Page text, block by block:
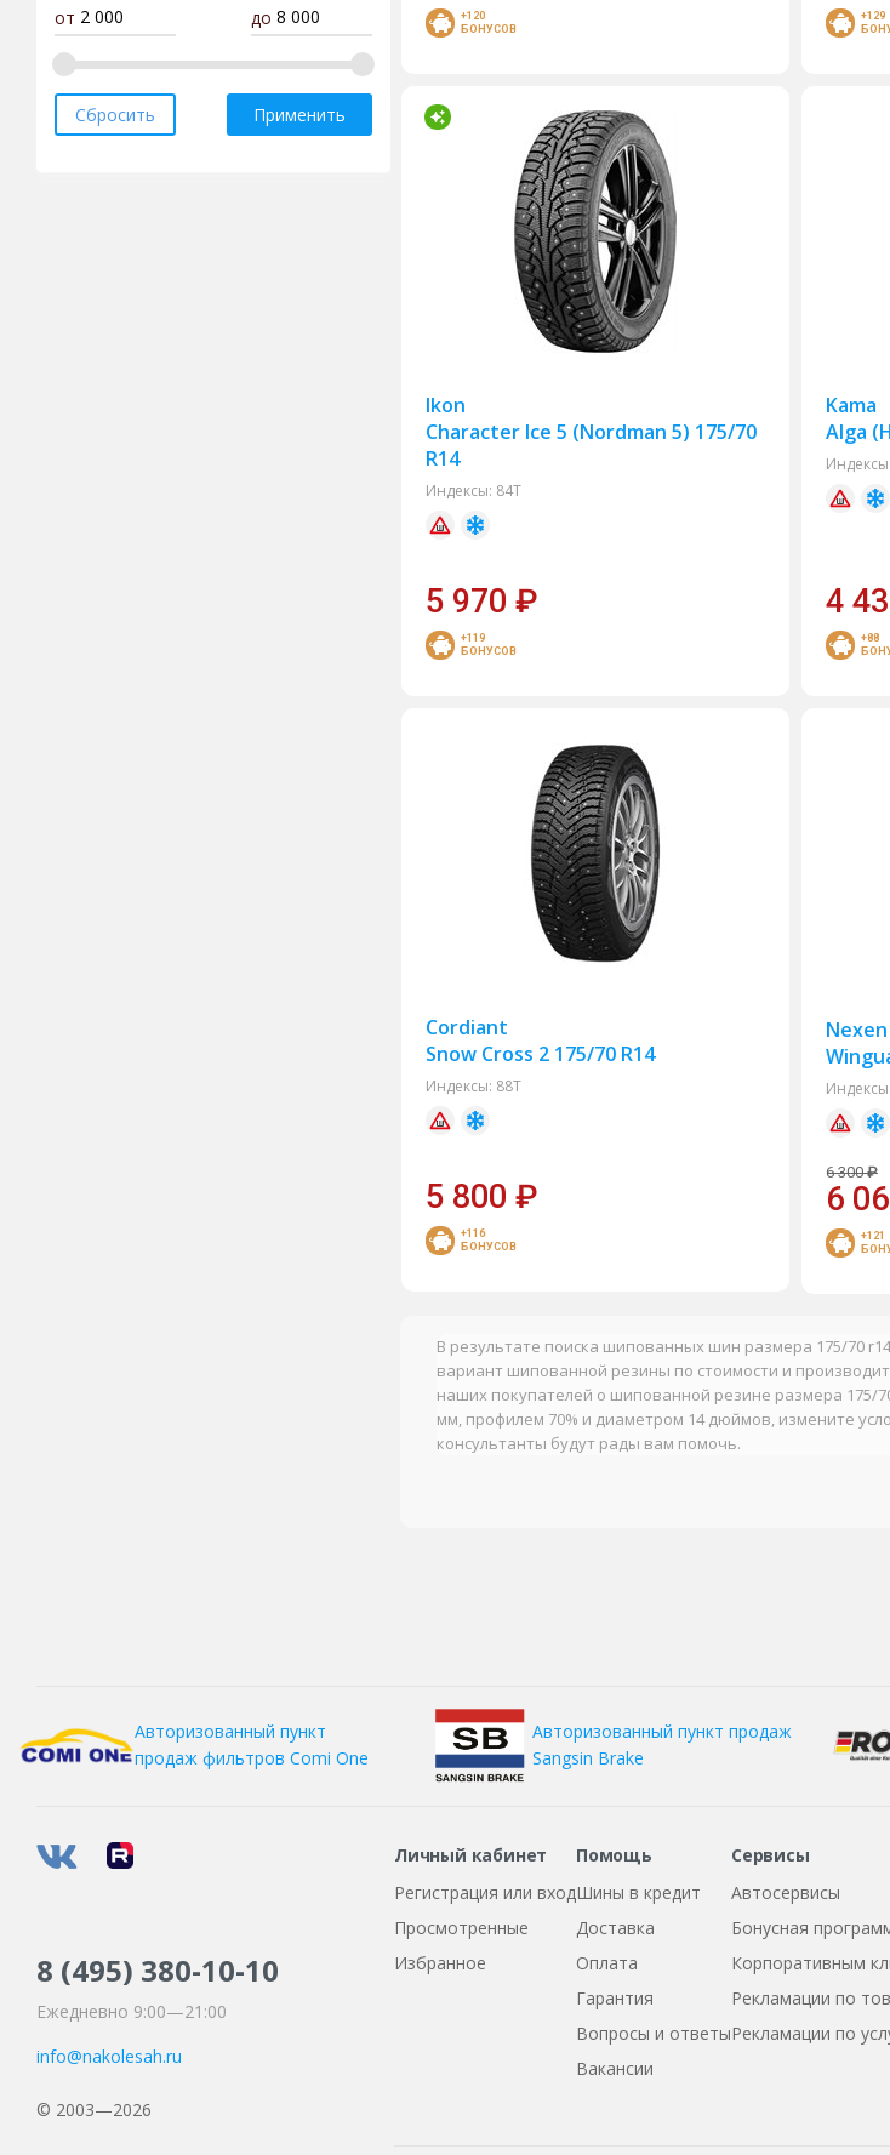
Bars
BF Goodrich
Bridgestone
Compasal
Tunga
Unigrip
от
до
Применить
Сбросить
+120
БОНУСОВ
+129
Ikon
Character Ice 5 (Nordman 5) 175/70
R14
Индексы: 84T
5 970 ₽
+119
БОНУСОВ
Kama
Alga
Индексы:
4
+88
Cordiant
Snow Cross 2 175/70 R14
Индексы: 88T
5 800 ₽
+116
БОНУСОВ
Nexen
Индексы:
6 300 ₽
6
+121
В результате поиска шипованных шин размера 175/70
вариант шипованной резины по стоимости и
наших покупателей о шипованной резине размера 175/
мм, профилем 70% и диаметром 14 дюймов, измените
консультанты будут рады вам помочь.
Авторизованный пункт
продаж фильтров Comi One
Авторизованный пункт продаж
Sangsin Brake
8 (495) 380-10-10
Ежедневно 9:00—21:00
info@nakolesah.ru
© 2003—2026
Личный кабинет
Регистрация или вход
Просмотренные
Избранное
Помощь
Шины в кредит
Доставка
Оплата
Гарантия
Вопросы и ответы
Вакансии
Сервисы
Автосервисы
Бонусная
Корпоративным
Рекламации по
Рекламации по